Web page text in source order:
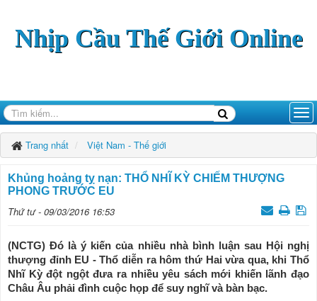
Nhịp Cầu Thế Giới Online
Trang nhất Việt Nam - Thế giới
Khủng hoảng tỵ nạn: THỔ NHĨ KỲ CHIẾM THƯỢNG
PHONG TRƯỚC EU
Thứ tư - 09/03/2016 16:53
(NCTG) Đó là ý kiến của nhiều nhà bình luận sau Hội nghị
thượng đỉnh EU - Thổ diễn ra hôm thứ Hai vừa qua, khi Thổ
Nhĩ Kỳ đột ngột đưa ra nhiều yêu sách mới khiến lãnh đạo
Châu Âu phải đình cuộc họp để suy nghĩ và bàn bạc.